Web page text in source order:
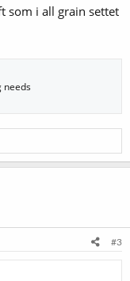
Malt
som i all grain settet
needs
#3